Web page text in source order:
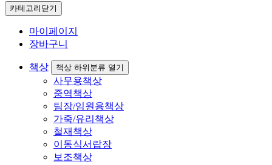
카테고리닫기
마이페이지
장바구니
책상 책상 하위분류 열기
사무용책상
중역책상
팀장/임원용책상
가죽/유리책상
철재책상
이동식서랍장
보조책상